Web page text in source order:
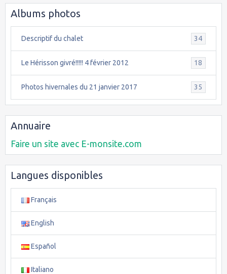
Albums photos
Descriptif du chalet 34
Le Hérisson givré!!!!! 4 février 2012 18
Photos hivernales du 21 janvier 2017 35
Annuaire
Faire un site avec E-monsite.com
Langues disponibles
Français
English
Español
Italiano